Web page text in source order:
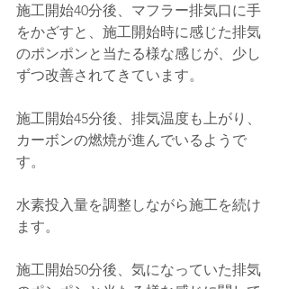
施工開始40分後、マフラー排気口に手
をかざすと、施工開始時に感じた排気
のポンポンと当たる様な感じが、少し
ずつ改善されてきています。
施工開始45分後、排気温度も上がり、
カーボンの燃焼が進んでいるようで
す。
水素投入量を調整しながら施工を続け
ます。
施工開始50分後、気になっていた排気